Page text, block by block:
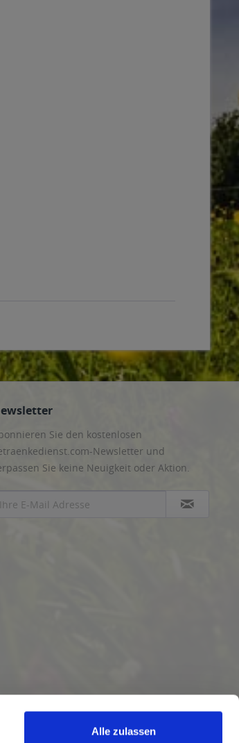
Alle zulassen
Sie den kostenlosen
Newsletter und
Sie keine Neuigkeit oder Aktion.